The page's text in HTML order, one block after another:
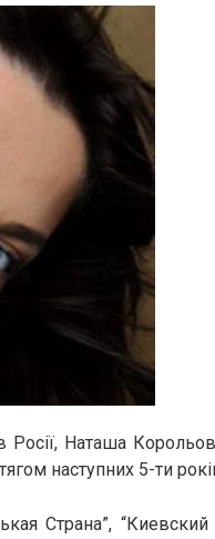
Росії, Наташа
наступних 5-ти
Страна”,